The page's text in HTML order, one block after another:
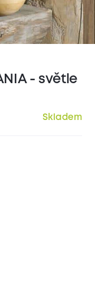
- světle
Skladem